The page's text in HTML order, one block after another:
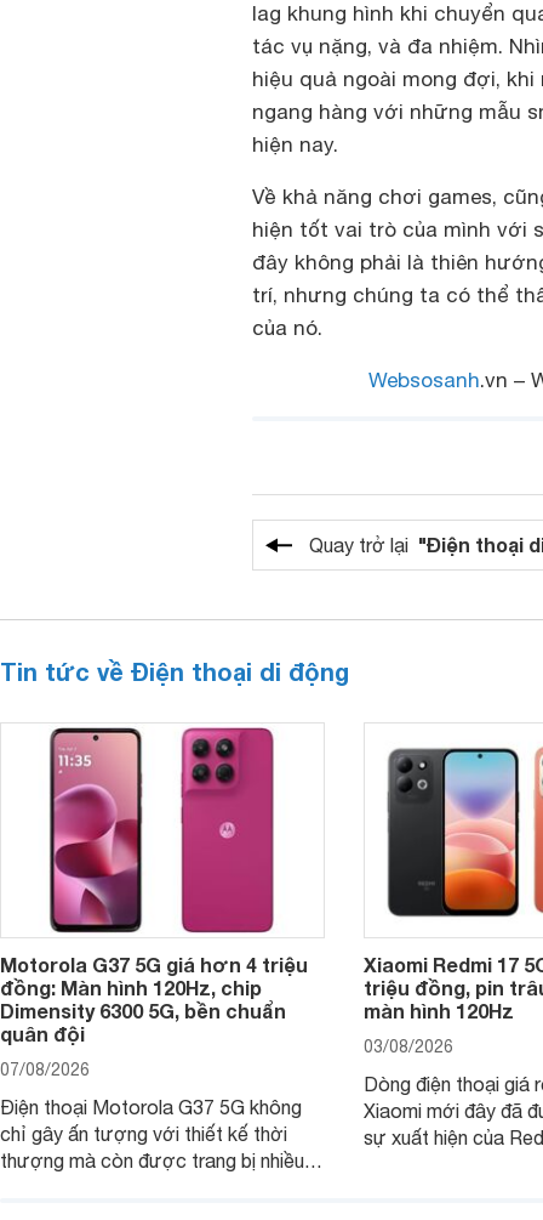
lag khung hình khi chuyển
tác vụ nặng, và đa nhiệm.
hiệu quả ngoài mong đợi,
ngang hàng với những mẫu
hiện nay.
Về khả năng chơi games,
hiện tốt vai trò của mình với
đây không phải là thiên
trí, nhưng chúng ta có thể
của nó.
Websosanh.vn –
Quay trở lại "Điện thoại
Tin tức về Điện thoại di động
Motorola G37 5G giá hơn 4 triệu
đồng: Màn hình 120Hz, chip
Dimensity 6300 5G, bền chuẩn
quân đội
07/08/2026
Điện thoại Motorola G37 5G không
chỉ gây ấn tượng với thiết kế thời
thượng mà còn được trang bị nhiều
Xiaomi Redmi 17
triệu đồng, pin
màn hình 120Hz
03/08/2026
Dòng điện thoại giá
Xiaomi mới đây đã
sự xuất hiện của